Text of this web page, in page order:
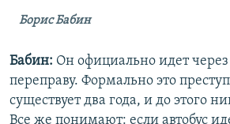
Борис Бабин
Бабин: Он официально идет
переправу. Формально это
существует два года, и до этого
Все же понимают: если автобус